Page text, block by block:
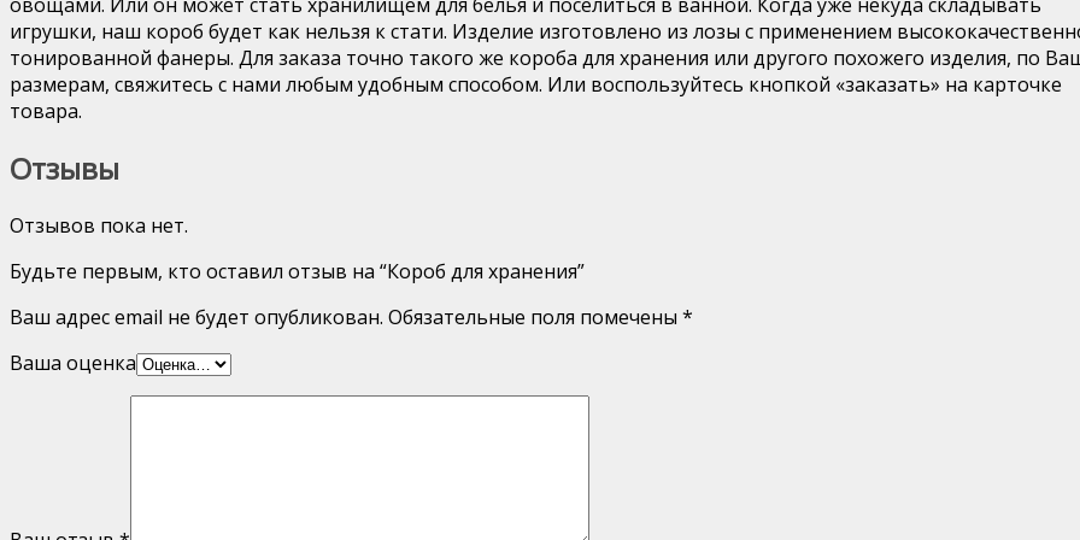
игрушки, наш короб будет как нельзя к стати. Изделие изготовлено из лозы с применением
тонированной фанеры. Для заказа точно такого же короба для хранения или другого похожего изделия, по
размерам, свяжитесь с нами любым удобным способом. Или воспользуйтесь кнопкой «заказать» на карточке
товара.
Отзывы
Отзывов пока нет.
Будьте первым, кто оставил отзыв на “Короб для хранения”
Ваш адрес email не будет опубликован. Обязательные поля помечены *
Ваша оценка